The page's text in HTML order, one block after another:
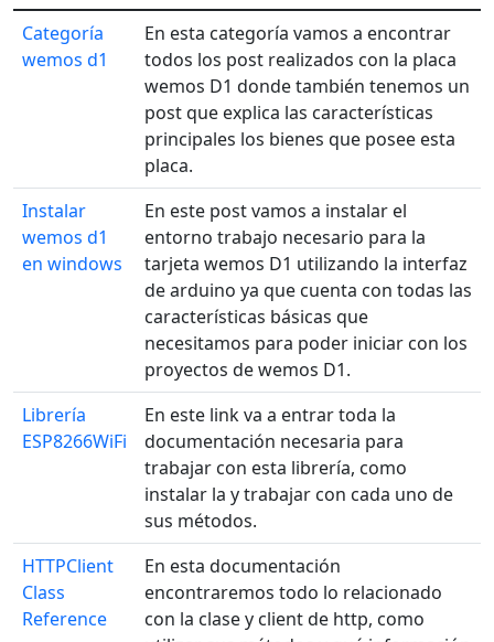
Categoría
wemos d1
En esta categoría vamos a encontrar
todos los post realizados con la placa
wemos D1 donde también tenemos un
post que explica las características
principales los bienes que posee esta
placa.
Instalar
wemos d1
en windows
En este post vamos a instalar el
entorno trabajo necesario para la
tarjeta wemos D1 utilizando la interfaz
de arduino ya que cuenta con todas las
características básicas que
necesitamos para poder iniciar con los
proyectos de wemos D1.
Librería
ESP8266WiFi
En este link va a entrar toda la
documentación necesaria para
trabajar con esta librería, como
instalar la y trabajar con cada uno de
sus métodos.
HTTPClient
Class
Reference
En esta documentación
encontraremos todo lo relacionado
con la clase y client de http, como